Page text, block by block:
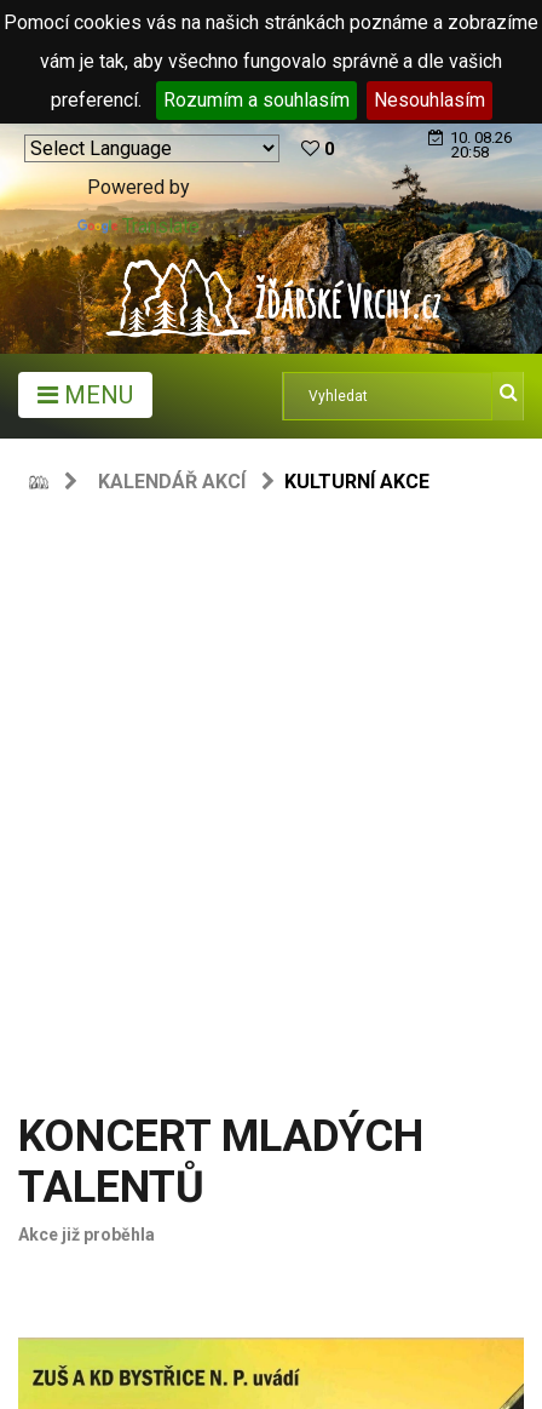
Pomocí cookies vás na našich stránkách poznáme a zobrazíme
vám je tak, aby všechno fungovalo správně a dle vašich
preferencí.
Rozumím a souhlasím Nesouhlasím
Powered by
Translate
0
10. 08.26
20:58
MENU
KALENDÁŘ AKCÍ KULTURNÍ AKCE
KONCERT MLADÝCH
TALENTŮ
Akce již proběhla